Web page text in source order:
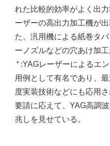
れた比較的効率がよく出
ーザーの高出力加工機が
た。汎用機による紙巻タ
ーノズルなどの穴あけ加
＋ :YAGレーザーによるエ
用例として有名であり、
度実装技術などにも応用
要請に応えて、YAG高調
兆しを見せている。